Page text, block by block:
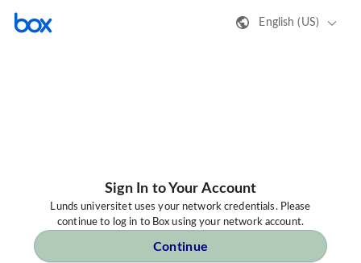
English (US)
Sign In to Your Account
Lunds universitet uses your network credentials. Please
continue to log in to Box using your network account.
Continue